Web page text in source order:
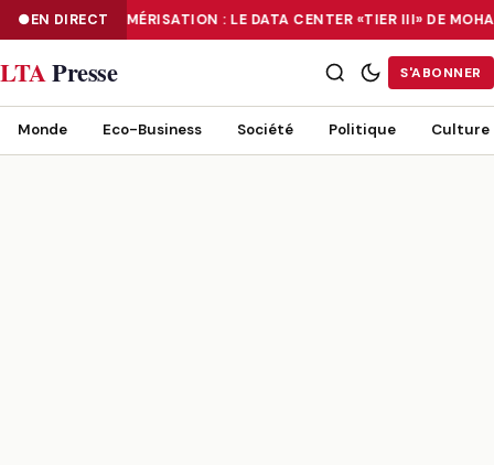
EN DIRECTNUMÉRISATION : LE DATA CENTER «TIER III» DE
NUMÉRISATION : LE DATA CENTER «TIER III» DE MOHAMMADIA, UN
LTAPresse S'ABONNER
Monde Eco-Business Société Politique Culture